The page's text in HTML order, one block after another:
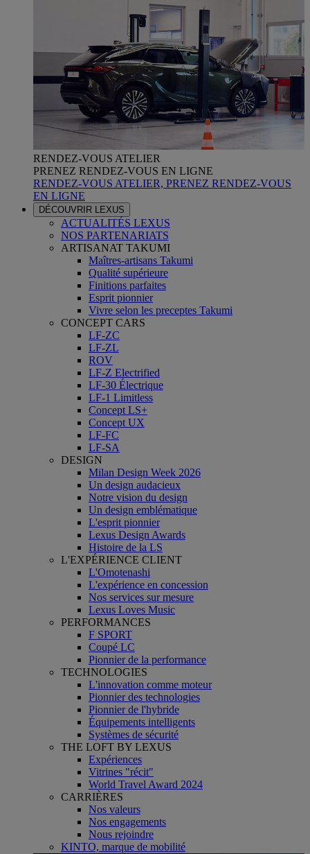
RENDEZ-VOUS ATELIER
PRENEZ RENDEZ-VOUS EN LIGNE
RENDEZ-VOUS ATELIER, PRENEZ RENDEZ-VOUS
EN LIGNE
DÉCOUVRIR LEXUS
ACTUALITÉS LEXUS
NOS PARTENARIATS
ARTISANAT TAKUMI
Maîtres-artisans Takumi
Qualité supérieure
Finitions parfaites
Esprit pionnier
Vivre selon les preceptes Takumi
CONCEPT CARS
LF-ZC
LF-ZL
ROV
LF-Z Electrified
LF-30 Électrique
LF-1 Limitless
Concept LS+
Concept UX
LF-FC
LF-SA
DESIGN
Milan Design Week 2026
Un design audacieux
Notre vision du design
Un design emblématique
L'esprit pionnier
Lexus Design Awards
Histoire de la LS
L'EXPÉRIENCE CLIENT
L'Omotenashi
L'expérience en concession
Nos services sur mesure
Lexus Loves Music
PERFORMANCES
F SPORT
Coupé LC
Pionnier de la performance
TECHNOLOGIES
L'innovation comme moteur
Pionnier des technologies
Pionnier de l'hybride
Équipements intelligents
Systèmes de sécurité
THE LOFT BY LEXUS
Expériences
Vitrines "récit"
World Travel Award 2024
CARRIÈRES
Nos valeurs
Nos engagements
Nous rejoindre
KINTO, marque de mobilité